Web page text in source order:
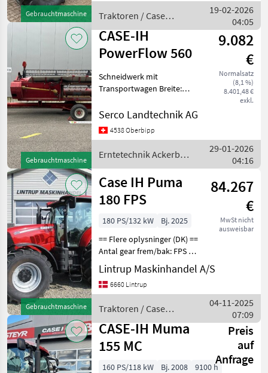
Gebrauchtmaschine
EHR, Powershuttle,
Frontzapfwelle, Getriebea
Traktoren / Case
IH
19-02-2026
04:05
Gebrauchtmaschine
CASE-IH
PowerFlow 560
9.082
€
Normalsatz
(8,1 %)
8.401,48 €
exkl.
Schneidwerk mit
Transportwagen Breite:
chariot Largeur: 5.60m
ab Platz erhältlich oder
Serco Landtechnik AG
4538 Oberbipp
Erntetechnik Ackerbau
/ Case IH
29-01-2026
04:16
Gebrauchtmaschine
Case IH Puma
180 FPS
84.267
€
MwSt nicht
ausweisbar
180 PS/132 kW
Bj. 2025
== Flere oplysninger (DK) ==
Antal gear frem/bak: FPS Er
til salg: Til salg nu Wir
verkaufen diesen
brandneuen CaseIH Puma
meisten Länder d
Lintrup Maskinhandel A/S
6660 Lintrup
Traktoren / Case
IH
04-11-2025
07:09
CASE-IH Muma
155 MC
Preis
auf
Anfrage
160 PS/118 kW Bj. 2008
9100 h